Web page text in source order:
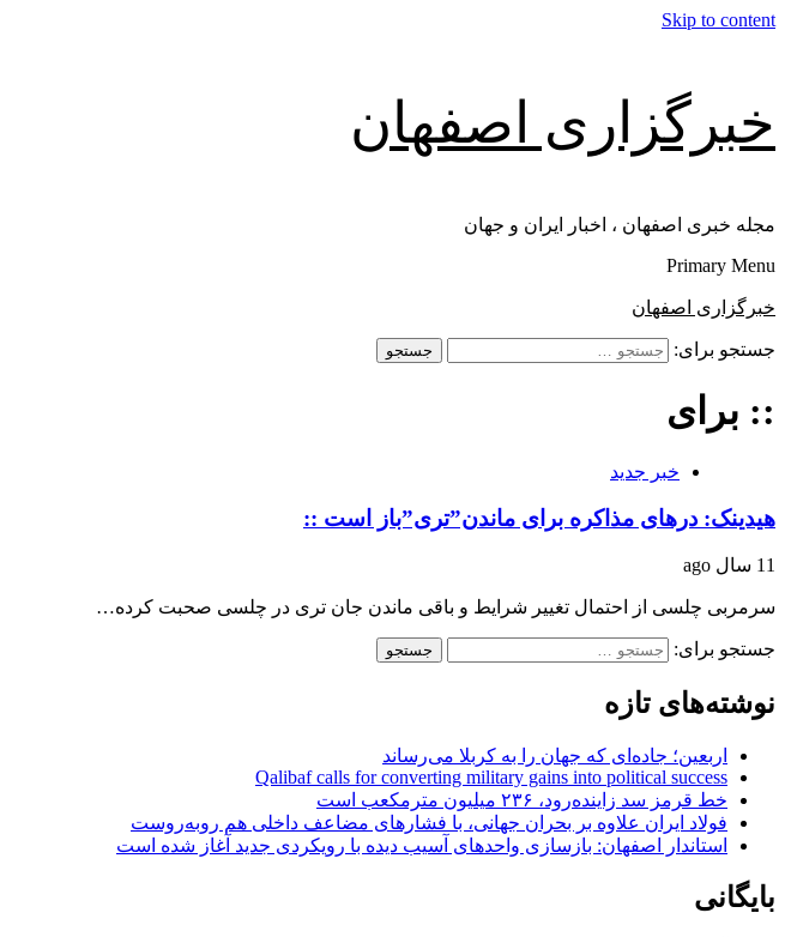
Skip to content
خبرگزاری اصفهان
مجله خبری اصفهان ، اخبار ایران و جهان
Primary Menu
خبرگزاری اصفهان
جستجو برای:
:: برای
خبر جدید
هیدینک: درهای مذاکره برای ماندن”تری”باز است ::
11 سال ago
سرمربی چلسی از احتمال تغییر شرایط و باقی ماندن جان تری در چلسی صحبت کرده…
جستجو برای:
نوشته‌های تازه
اربعین؛ جاده‌ای که جهان را به کربلا می‌رساند
Qalibaf calls for converting military gains into political success
خط قرمز سد زاینده‌رود، ۲۳۶ میلیون مترمکعب است
فولاد ایران علاوه بر بحران جهانی، با فشارهای مضاعف داخلی هم روبه‌روست
استاندار اصفهان: بازسازی واحدهای آسیب دیده با رویکردی جدید آغاز شده است
بایگانی